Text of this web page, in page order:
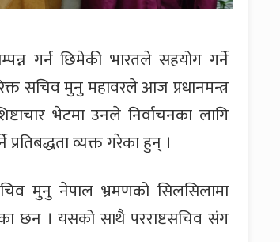
गर्न छिमेकी भारतले सहयोग गर्ने
सचिव मुनु महावरले आज प्रधानमन्त्र
भेटमा उनले निर्वाचनका लागि
व्यक्त गरेका हुन् ।
मुनु नेपाल भ्रमणको सिलसिलामा
छन । यसको साथै परराष्टसचिव संग